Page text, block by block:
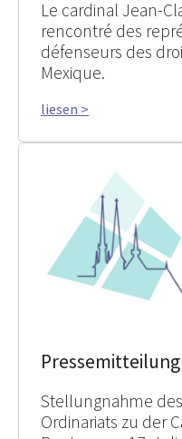
Le cardinal Jean-
rencontré des
défenseurs des
Mexique.
liesen >
Pressemitteilung
Stellungnahme
Ordinariats zu der